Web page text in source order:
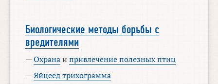
Биологические методы борьбы с
вредителями
—Охранаипривлечение полезных птиц
—Яйцеед трихограмма